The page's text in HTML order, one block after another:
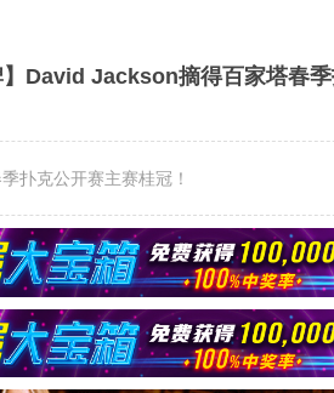
】David Jackson摘得百家塔春
扑克公开赛主赛桂冠！